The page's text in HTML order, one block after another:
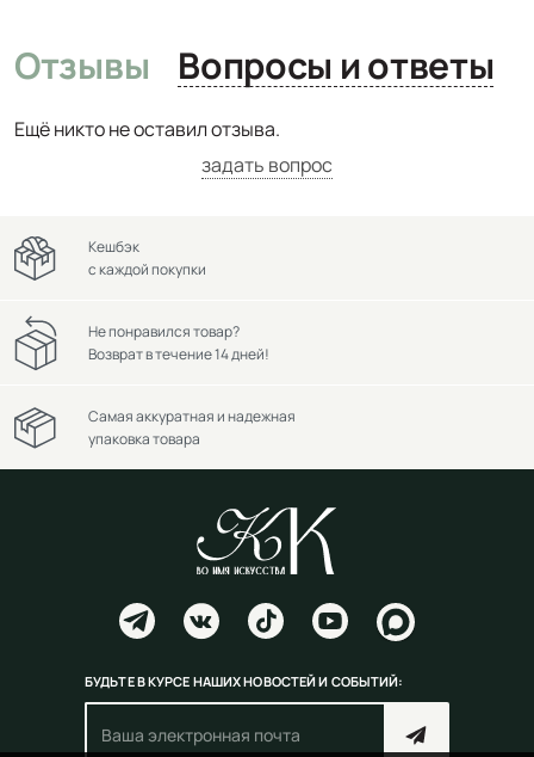
Отзывы Вопросы и ответы
Ещё никто не оставил отзыва.
задать вопрос
Кешбэк
с каждой покупки
Не понравился товар?
Возврат в течение 14 дней!
Самая аккуратная и надежная
упаковка товара
БУДЬТЕ В КУРСЕ НАШИХ НОВОСТЕЙ И СОБЫТИЙ: